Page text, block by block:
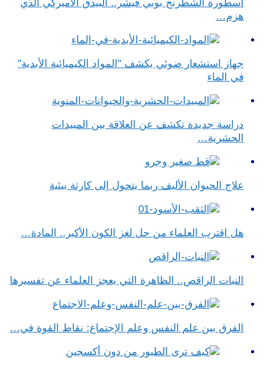
أسطورة الشطرنج بوبي فيشر.. البيدق الأميركي الذي
هزم…
جهاز استشعار ضوئي يكشف "المواد الكيميائية الأبدية"
في الماء
دراسة جديدة تكشف عن العلاقة بين المبيدات
الحشرية…
علاج الحيوان الأليف ربما يتحول إلى كارثة بيئية
هل اقترب العلماء من حل لغز الكون الأكبر.. المادة…
النبات الراقص.. الظاهرة التي يعجز العلماء عن تفسيرها
الفرق بين علم النفس وعلم الإجتماع​: نقاط القوة في…